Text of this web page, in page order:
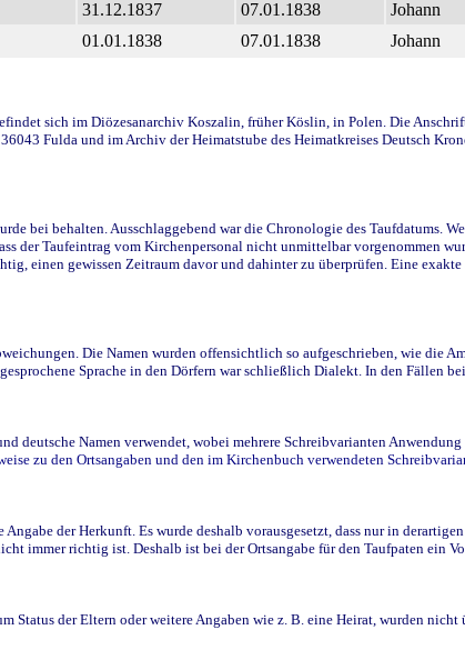
31.12.1837 07.01.1838 Johann
01.01.1838 07.01.1838 Johann
sich im Diözesanarchiv Koszalin, früher Köslin, in Polen. Die
Fulda und im Archiv der Heimatstube des Heimatkreises Deutsch
bei behalten. Ausschlaggebend war die Chronologie des Taufdatums.
der Taufeintrag vom Kirchenpersonal nicht unmittelbar vorgenommen
einen gewissen Zeitraum davor und dahinter zu überprüfen. Eine
Die Namen wurden offensichtlich so aufgeschrieben, wie die
Sprache in den Dörfern war schließlich Dialekt. In den Fällen
deutsche Namen verwendet, wobei mehrere Schreibvarianten
zu den Ortsangaben und den im Kirchenbuch verwendeten
der Herkunft. Es wurde deshalb vorausgesetzt, dass nur in
immer richtig ist. Deshalb ist bei der Ortsangabe für den Taufpaten ein
Status der Eltern oder weitere Angaben wie z. B. eine Heirat, wurden nicht